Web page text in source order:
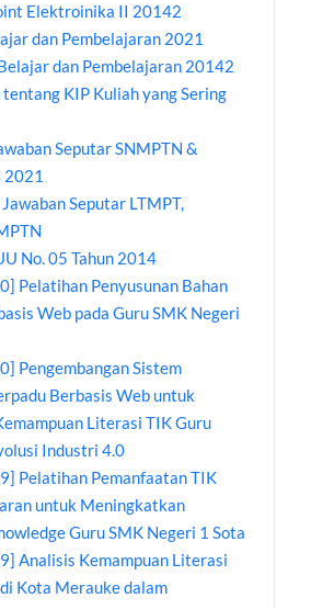
Elektroinika II 20142
dan Pembelajaran 2021
dan Pembelajaran 20142
tentang KIP Kuliah yang Sering
Seputar SNMPTN &
2021
Seputar LTMPT,
No. 05 Tahun 2014
Pelatihan Penyusunan Bahan
Web pada Guru SMK Negeri
Pengembangan Sistem
Berbasis Web untuk
Literasi TIK Guru
Industri 4.0
Pelatihan Pemanfaatan TIK
untuk Meningkatkan
Guru SMK Negeri 1 Sota
Analisis Kemampuan Literasi
Kota Merauke dalam